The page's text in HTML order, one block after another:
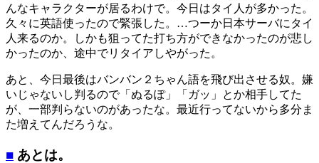
んなキャラクターが居るわけで。今日はタイ人が多かった。
久々に英語使ったので緊張した。…つーか日本サーバにタイ
人来るのか。しかも狙ってた打ち方ができなかったのが悲し
かったのか、途中でリタイアしやがった。
あと、今日最後はバンバン２ちゃん語を飛び出させる奴。嫌
いじゃないし判るので「ぬるぽ」「ガッ」とか相手してた
が、一部判らないのがあったな。最近行ってないから多分ま
た増えてんだろうな。
■ あとは。